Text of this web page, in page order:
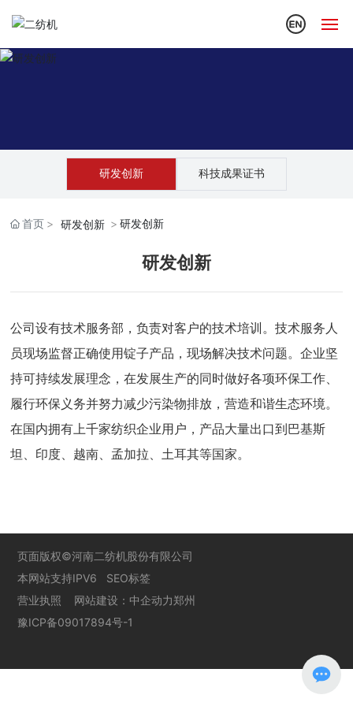
首页
产品中心
联系我们
研发创新 科技成果证书
首页 研发创新 研发创新
研发创新
公司设有技术服务部，负责对客户的技术培训。技术服务人
员现场监督正确使用锭子产品，现场解决技术问题。企业坚
持可持续发展理念，在发展生产的同时做好各项环保工作、
履行环保义务并努力减少污染物排放，营造和谐生态环境。
在国内拥有上千家纺织企业用户，产品大量出口到巴基斯
坦、印度、越南、孟加拉、土耳其等国家。
页面版权©河南二纺机股份有限公司
本网站支持IPV6 SEO标签
营业执照
网站建设：中企动力郑州
豫ICP备09017894号-1